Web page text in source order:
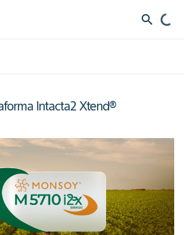
search
Intacta2 Xtend®